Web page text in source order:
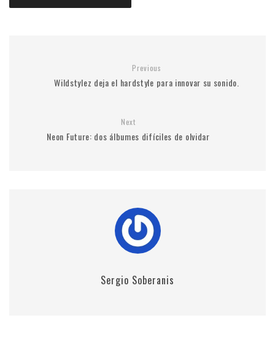
Previous
Wildstylez deja el hardstyle para innovar su sonido.
Next
Neon Future: dos álbumes difíciles de olvidar
Sergio Soberanis